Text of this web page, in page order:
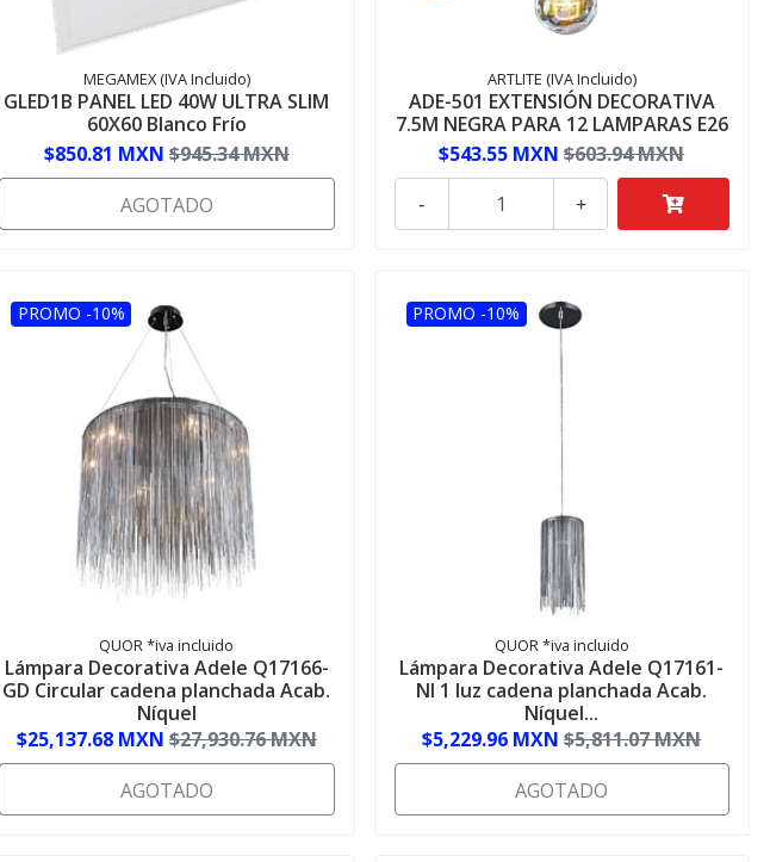
MEGAMEX (IVA Incluido)
GLED1B PANEL LED 40W ULTRA SLIM
60X60 Blanco Frío
$850.81 MXN $945.34 MXN
AGOTADO
ARTLITE (IVA Incluido)
ADE-501 EXTENSIÓN DECORATIVA
7.5M NEGRA PARA 12 LAMPARAS E26
$543.55 MXN $603.94 MXN
+
-
PROMO -10%
QUOR *iva incluido
Lámpara Decorativa Adele Q17166-
GD Circular cadena planchada Acab.
Níquel
$25,137.68 MXN $27,930.76 MXN
AGOTADO
PROMO -10%
QUOR *iva incluido
Lámpara Decorativa Adele Q17161-
NI 1 luz cadena planchada Acab.
Níquel...
$5,229.96 MXN $5,811.07 MXN
AGOTADO